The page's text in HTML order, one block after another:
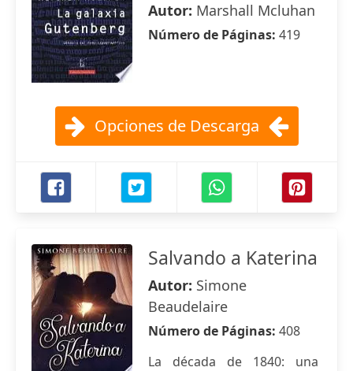
Autor: Marshall Mcluhan
Número de Páginas: 419
Opciones de Descarga
Salvando a Katerina
Autor: Simone
Beaudelaire
Número de Páginas: 408
La década de 1840: una